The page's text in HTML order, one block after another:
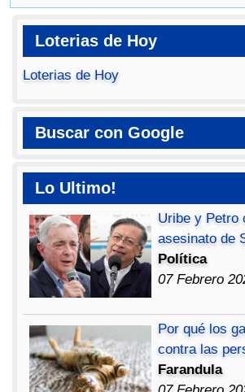
Loterias de Hoy
Loterias de Hoy
Buscar con Google
Lo Ultimo!
Uribe y Petro
asesinato de
Política
07 Febrero
Por qué los
contra las
Farandula